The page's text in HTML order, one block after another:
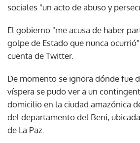
sociales "un acto de abuso y
El gobierno "me acusa de haber
golpe de Estado que nunca
cuenta de Twitter.
De momento se ignora dónde fue
víspera se pudo ver a un
domicilio en la ciudad amazónica
del departamento del Beni,
de La Paz.